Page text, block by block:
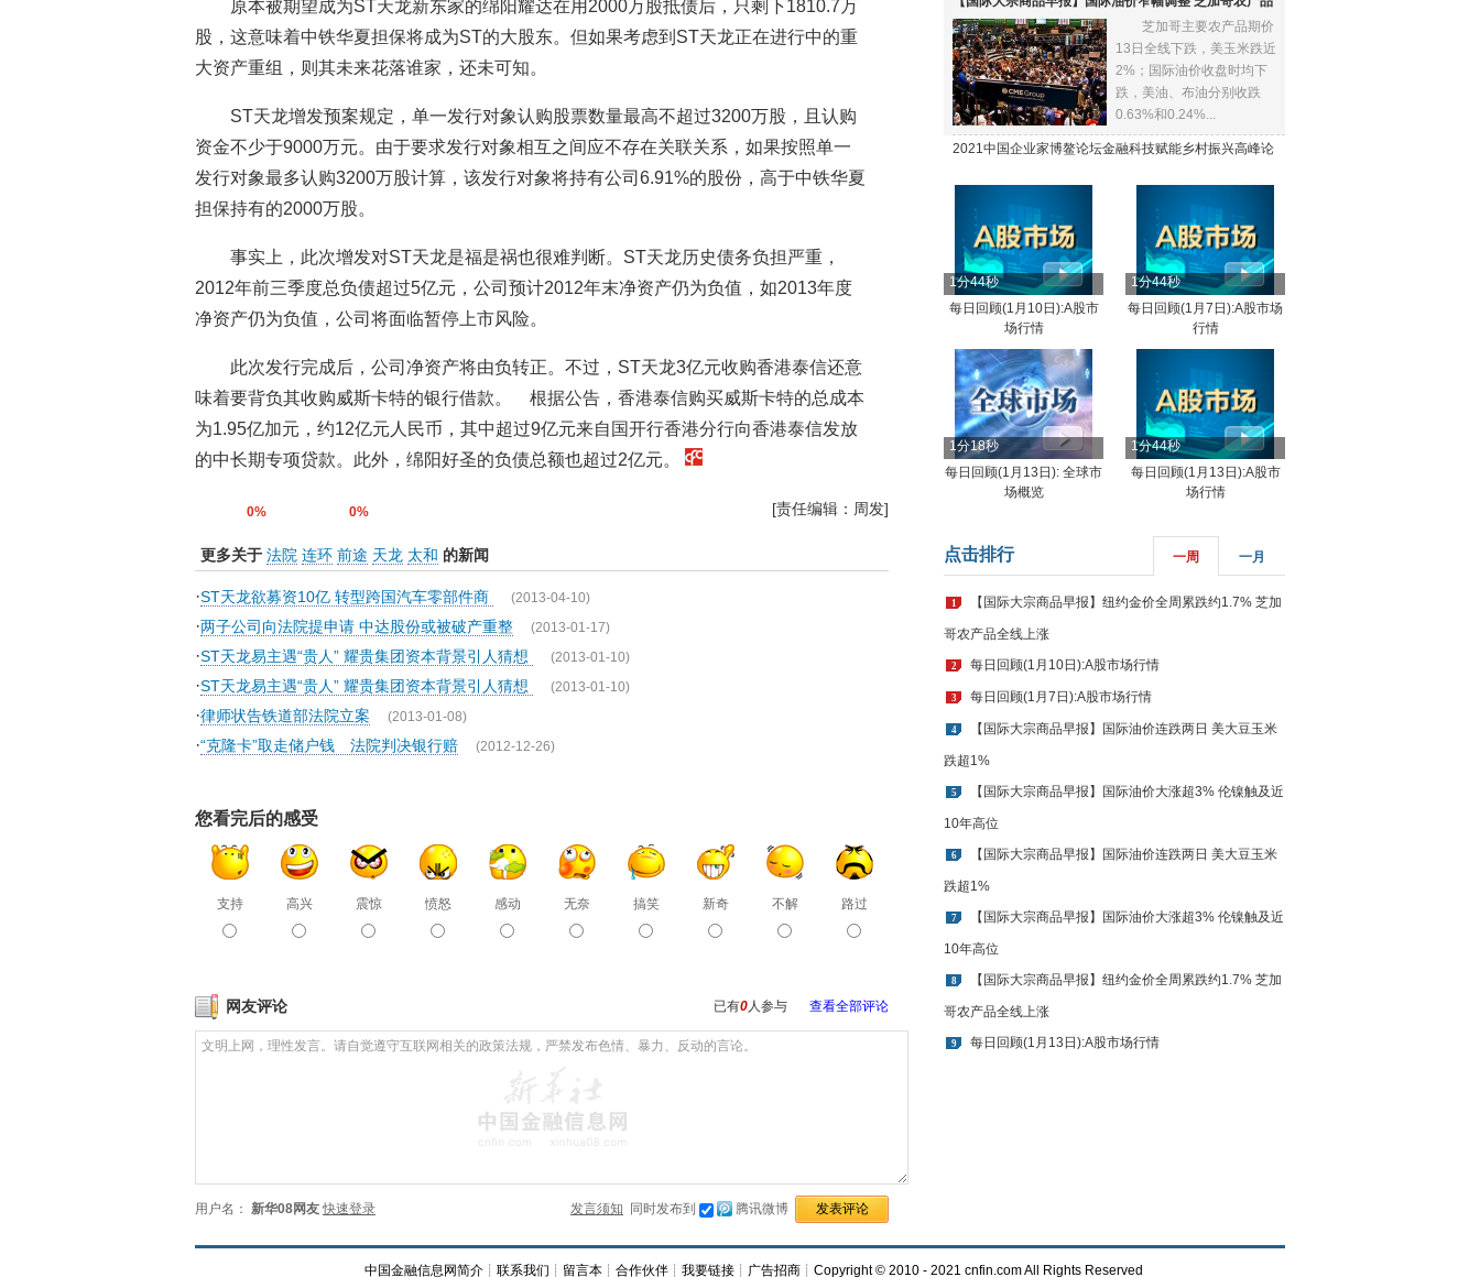
原本被期望成为ST天龙新东家的绵阳耀达在用2000万股抵债后，只剩下1810.7万
股，这意味着中铁华夏担保将成为ST的大股东。但如果考虑到ST天龙正在进行中的重
大资产重组，则其未来花落谁家，还未可知。
ST天龙增发预案规定，单一发行对象认购股票数量最高不超过3200万股，且认购
资金不少于9000万元。由于要求发行对象相互之间应不存在关联关系，如果按照单一
发行对象最多认购3200万股计算，该发行对象将持有公司6.91%的股份，高于中铁华夏
担保持有的2000万股。
事实上，此次增发对ST天龙是福是祸也很难判断。ST天龙历史债务负担严重，
2012年前三季度总负债超过5亿元，公司预计2012年末净资产仍为负值，如2013年度
净资产仍为负值，公司将面临暂停上市风险。
此次发行完成后，公司净资产将由负转正。不过，ST天龙3亿元收购香港泰信还意
味着要背负其收购威斯卡特的银行借款。 根据公告，香港泰信购买威斯卡特的总成本
为1.95亿加元，约12亿元人民币，其中超过9亿元来自国开行香港分行向香港泰信发放
的中长期专项贷款。此外，绵阳好圣的负债总额也超过2亿元。
0% 0% [责任编辑：周发]
更多关于 法院 连环 前途 天龙 太和 的新闻
·ST天龙欲募资10亿 转型跨国汽车零部件商 (2013-04-10)
·两子公司向法院提申请 中达股份或被破产重整 (2013-01-17)
·ST天龙易主遇“贵人” 耀贵集团资本背景引人猜想 (2013-01-10)
·ST天龙易主遇“贵人” 耀贵集团资本背景引人猜想 (2013-01-10)
·律师状告铁道部法院立案 (2013-01-08)
·“克隆卡”取走储户钱 法院判决银行赔 (2012-12-26)
您看完后的感受
支持 高兴 震惊 愤怒 感动 无奈 搞笑 新奇 不解 路过
网友评论 已有0人参与 查看全部评论
用户名： 新华08网友 快速登录 发言须知 同时发布到 腾讯微博
全线下跌
芝加哥主要农产品期价
13日全线下跌，美玉米跌近
2%；国际油价收盘时均下
跌，美油、布油分别收跌
0.63%和0.24%...
2021中国企业家博鳌论坛金融科技赋能乡村振兴高峰论
1分44秒
每日回顾(1月10日):A股市
场行情
1分44秒
每日回顾(1月7日):A股市场
行情
1分18秒
每日回顾(1月13日): 全球市
场概览
1分44秒
每日回顾(1月13日):A股市
场行情
点击排行 一周 一月
1 【国际大宗商品早报】纽约金价全周累跌约1.7% 芝加
哥农产品全线上涨
2 每日回顾(1月10日):A股市场行情
3 每日回顾(1月7日):A股市场行情
4 【国际大宗商品早报】国际油价连跌两日 美大豆玉米
跌超1%
5 【国际大宗商品早报】国际油价大涨超3% 伦镍触及近
10年高位
6 【国际大宗商品早报】国际油价连跌两日 美大豆玉米
跌超1%
7 【国际大宗商品早报】国际油价大涨超3% 伦镍触及近
10年高位
8 【国际大宗商品早报】纽约金价全周累跌约1.7% 芝加
哥农产品全线上涨
9 每日回顾(1月13日):A股市场行情
中国金融信息网简介┊ 联系我们 ┊ 留言本┊ 合作伙伴┊ 我要链接┊ 广告招商┊Copyright © 2010 - 2021 cnfin.com All Rights Reserved